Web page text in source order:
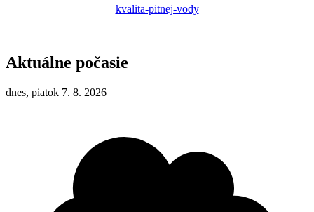
kvalita-pitnej-vody
Aktuálne počasie
dnes, piatok 7. 8. 2026